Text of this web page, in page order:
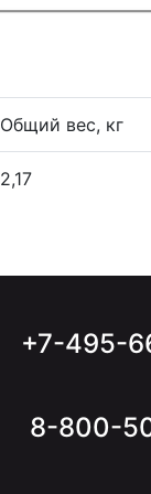
Общий вес, кг
2,17
+7-495-
8-800-